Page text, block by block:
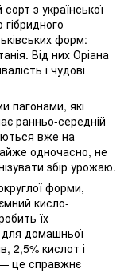
з української
форм:
Від них Оріана
і чудові
пагонами, які
ранньо-середній
вже на
одночасно, не
збір урожаю.
форми,
кисло-
їх
для домашньої
2,5% кислот і
— це справжнє